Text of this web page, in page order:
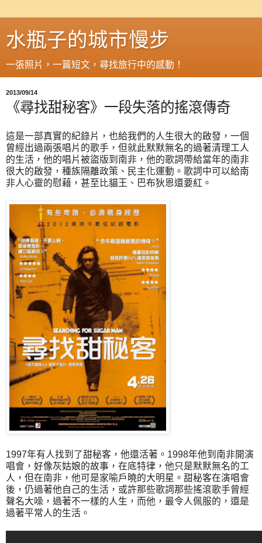
水瓶子的城市慢步
一張照片，一篇短文，尋找旅行中的感動！
2013/09/14
《尋找甜秘客》一段失落的搖滾傳奇
這是一部真實的紀錄片，也給我們的人生很大的啟發，一個
曾經出過兩張唱片的歌手，但就此默默無名的過著清理工人
的生活，他的唱片被盜版到南非，他的歌詞帶給當年的南非
很大的啟發，種族隔離政策、民主化運動。歌詞中可以給南
非人心靈的慰藉，甚至比貓王、巴布狄恩還要紅。
1997年有人找到了甜秘客，他還活著。1998年他到南非開演
唱會，好像灰姑娘的故事，在底特律，他只是默默無名的工
人，但在南非，他可是家喻戶曉的大明星。甜秘客在演唱會
後，仍過著他自己的生活，或許那些歌詞那些搖滾歌手曾經
聲名大噪，過著不一樣的人生，而他，最令人佩服的，還是
過著平常人的生活。